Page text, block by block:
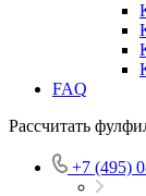
FAQ
Рассчитать
+7 (495)